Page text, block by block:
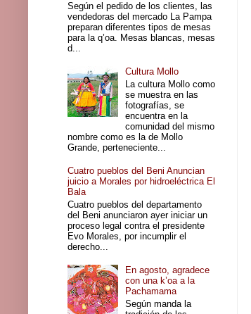
Según el pedido de los clientes, las
vendedoras del mercado La Pampa
preparan diferentes tipos de mesas
para la q’oa. Mesas blancas, mesas
d...
Cultura Mollo
La cultura Mollo como
se muestra en las
fotografías, se
encuentra en la
comunidad del mismo
nombre como es la de Mollo
Grande, perteneciente...
Cuatro pueblos del Beni Anuncian
juicio a Morales por hidroeléctrica El
Bala
Cuatro pueblos del departamento
del Beni anunciaron ayer iniciar un
proceso legal contra el presidente
Evo Morales, por incumplir el
derecho...
En agosto, agradece
con una k’oa a la
Pachamama
Según manda la